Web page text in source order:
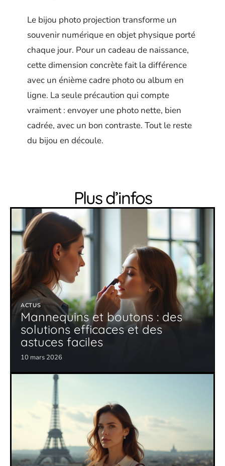
Le bijou photo projection transforme un
souvenir numérique en objet physique porté
chaque jour. Pour un cadeau de naissance,
cette dimension concrète fait la différence
avec un énième cadre photo ou album en
ligne. La seule précaution qui compte
vraiment : envoyer une photo nette, bien
cadrée, avec un bon contraste. Tout le reste
du bijou en découle.
Plus d’infos
ACTUS
Mannequins et boutons : des
solutions efficaces et des
astuces faciles
10 mars 2026